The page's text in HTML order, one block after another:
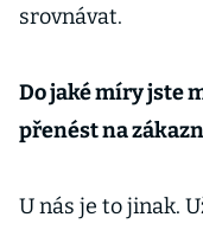
srovnávat.
Do jaké míry jste
přenést na
U nás je to jinak.